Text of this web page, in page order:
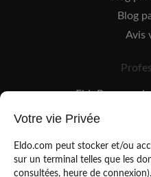
Blog
Avis
EldoPro pour
EldoNetwork pour les
Votre vie Privée
Eldo.com peut stocker et/ou
sur un terminal telles que les
consultées, heure de